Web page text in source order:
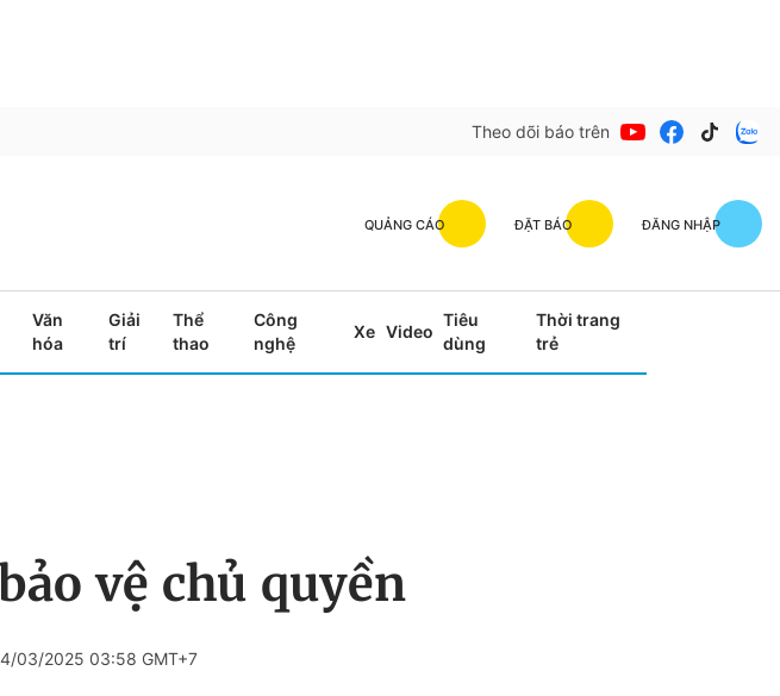
Theo dõi báo trên
QUẢNG CÁO ĐẶT BÁO ĐĂNG NHẬP
Văn
hóa
Giải
trí
Thể
thao
Công
nghệ
Xe Video
Tiêu
dùng
Thời trang
trẻ
vệ chủ quyền
03/2025 03:58 GMT+7